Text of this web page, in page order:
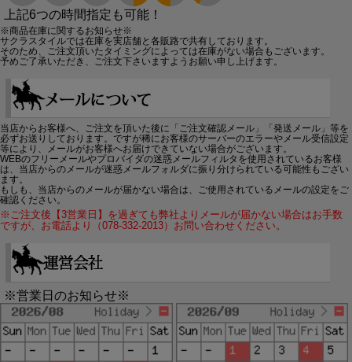
上記6つの時間指定も可能！
※商品在庫に関するお知らせ※
サクラスタイルでは在庫を実店舗と各販路で共有しております。
そのため、ご注文頂いたタイミングによっては在庫がない場合もございます。
予めご了承いただき、ご注文下さいますようお願い申し上げます。
当店からお客様へ、ご注文を頂いた後に「ご注文確認メール」「発送メール」等を
必ずお送りしております。ですが稀にお客様のサーバーのエラーやメール受信設定
等により、メールがお客様へお届けできていない場合がございます。
WEBのフリーメールやプロバイダの迷惑メールフィルタを使用されているお客様
は、当店からのメールが迷惑メールフォルダに振り分けられている可能性もござい
ます。
もしも、当店からのメールが届かない場合は、ご使用されているメールの設定をご
確認ください。
※ご注文後【3営業日】を過ぎても弊社よりメールが届かない場合はお手数
ですが、お電話より（078-332-2013）お問い合わせください。
※営業日のお知らせ※